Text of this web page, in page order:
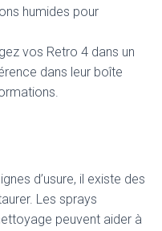
humides pour
vos Retro 4 dans un
dans leur boîte
d’usure, il existe des
Les sprays
peuvent aider à